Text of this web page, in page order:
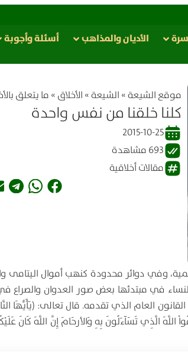
الأدیان والمذاهب أسئلة وأجوبة
موقع الشیعة» الشيعة» الأخلاق » ما يتعلق
كلنا خلقنا من نفس واحدة
2015-10-25
693 مشاهدة
مقالات أخلاقية
وفي دوائر محدودة كنهب أموال اليتامى
في مبتدئها بعض صور العدوان والصراع في
العام الذي تقدمه. قال تعالى: (يَأَيُّهَا
الَّذِي تَسَآءَلُونَ بِهِ وَالأرحَامَ إِنَّ اللَّهَ كَانَ